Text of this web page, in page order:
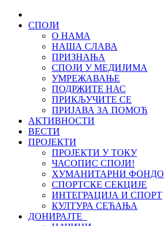
СПОЈИ
О НАМА
НАША СЛАВА
ПРИЗНАЊА
СПОЈИ У МЕДИЈИМА
УМРЕЖАВАЊЕ
ПОДРЖИТЕ НАС
ПРИКЉУЧИТЕ СЕ
ПРИЈАВА ЗА ПОМОЋ
АКТИВНОСТИ
ВЕСТИ
ПРОЈЕКТИ
ПРОЈЕКТИ У ТОКУ
ЧАСОПИС СПОЈИ!
ХУМАНИТАРНИ
СПОРТСКЕ СЕКЦИЈЕ
ИНТЕГРАЦИЈА И СПОРТ
КУЛТУРА СЕЋАЊА
ДОНИРАЈТЕ